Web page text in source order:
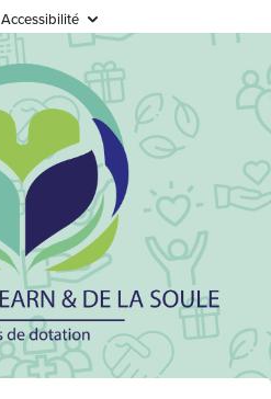
Accessibilité